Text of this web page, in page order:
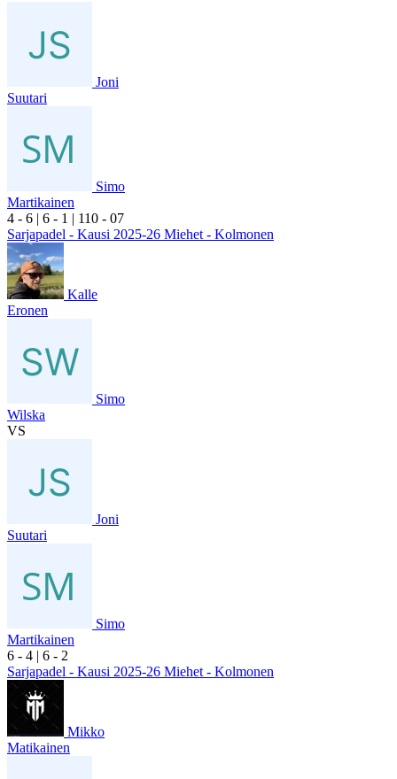
Joni
Suutari
Simo
Martikainen
4 - 6 | 6 - 1 | 110 - 07
Sarjapadel - Kausi 2025-26 Miehet - Kolmonen
Kalle
Eronen
Simo
Wilska
VS
Joni
Suutari
Simo
Martikainen
6 - 4 | 6 - 2
Sarjapadel - Kausi 2025-26 Miehet - Kolmonen
Mikko
Matikainen